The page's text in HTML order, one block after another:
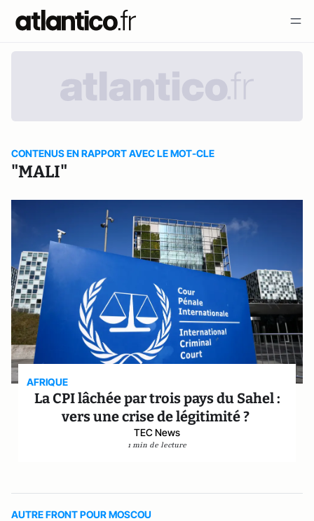
CONTENUS EN RAPPORT AVEC LE MOT-CLE
"MALI"
AFRIQUE
La CPI lâchée par trois pays du Sahel :
vers une crise de légitimité ?
TEC News
1 min de lecture
AUTRE FRONT POUR MOSCOU